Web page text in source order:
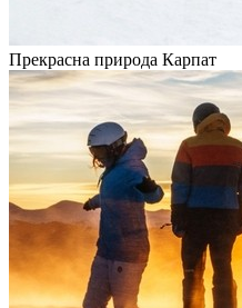
Прекрасна природа Карпат